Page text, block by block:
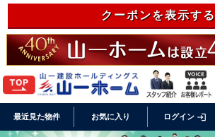
クーポンを表示する
最近見た物件 お気に入り ログイン login